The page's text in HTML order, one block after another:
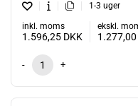
1-3 uger
inkl. moms
1.596,25 DKK
ekskl.
1.277,00
- +